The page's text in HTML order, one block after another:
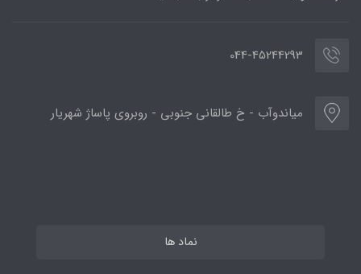
044-45244293
میاندوآب - خ طالقانی جنوبی - روبروی پاساژ شهریار
نماد ها